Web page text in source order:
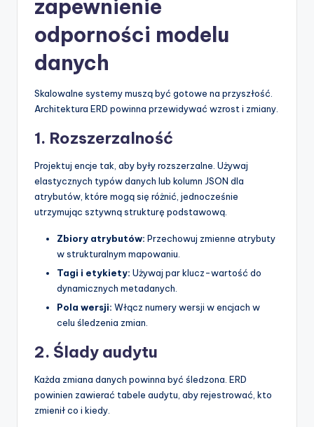
zapewnienie
odporności modelu
danych
Skalowalne systemy muszą być gotowe na przyszłość.
Architektura ERD powinna przewidywać wzrost i zmiany.
1. Rozszerzalność
Projektuj encje tak, aby były rozszerzalne. Używaj
elastycznych typów danych lub kolumn JSON dla
atrybutów, które mogą się różnić, jednocześnie
utrzymując sztywną strukturę podstawową.
Zbiory atrybutów: Przechowuj zmienne atrybuty
w strukturalnym mapowaniu.
Tagi i etykiety: Używaj par klucz-wartość do
dynamicznych metadanych.
Pola wersji: Włącz numery wersji w encjach w
celu śledzenia zmian.
2. Ślady audytu
Każda zmiana danych powinna być śledzona. ERD
powinien zawierać tabele audytu, aby rejestrować, kto
zmienił co i kiedy.